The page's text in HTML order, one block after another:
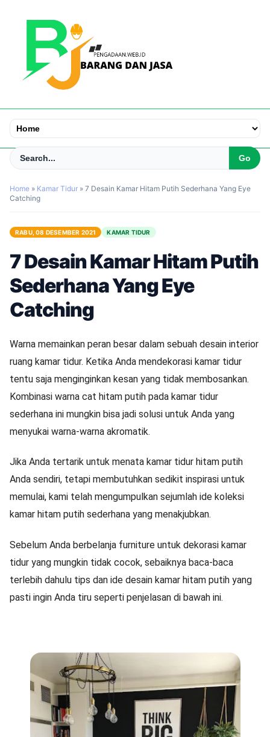
Home » Kamar Tidur » 7 Desain Kamar Hitam Putih Sederhana Yang Eye
Catching
RABU, 08 DESEMBER 2021 KAMAR TIDUR
7 Desain Kamar Hitam Putih
Sederhana Yang Eye
Catching
Warna memainkan peran besar dalam sebuah desain interior
ruang kamar tidur. Ketika Anda mendekorasi kamar tidur
tentu saja menginginkan kesan yang tidak membosankan.
Kombinasi warna cat hitam putih pada kamar tidur
sederhana ini mungkin bisa jadi solusi untuk Anda yang
menyukai warna-warna akromatik.
Jika Anda tertarik untuk menata kamar tidur hitam putih
Anda sendiri, tetapi membutuhkan sedikit inspirasi untuk
memulai, kami telah mengumpulkan sejumlah ide koleksi
kamar hitam putih sederhana yang menakjubkan.
Sebelum Anda berbelanja furniture untuk dekorasi kamar
tidur yang mungkin tidak cocok, sebaiknya baca-baca
terlebih dahulu tips dan ide desain kamar hitam putih yang
pasti ingin Anda tiru seperti penjelasan di bawah ini.